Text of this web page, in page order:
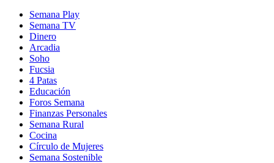
Semana Play
Semana TV
Dinero
Arcadia
Soho
in
new
window
Fucsia
in
new
window
4 Patas
Educación
Foros Semana
Finanzas Personales
Semana Rural
Cocina
Círculo de Mujeres
Semana Sostenible